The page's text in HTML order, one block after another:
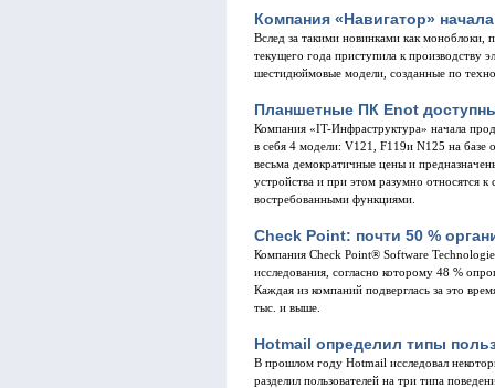
Компания «Навигатор»
Вслед за такими новинками как
текущего года приступила к производству
шестидюймовые модели, созданные по
Планшетные ПК Enot
Компания «IT-Инфраструктура» начала
в себя 4 модели: V121, F119и N125 на
весьма демократичные цены и
устройства и при этом разумно относятся
востребованными функциями.
Check Point: почти 50 %
Компания Check Point® Software
исследования, согласно которому 48 %
Каждая из компаний подверглась за это
тыс. и выше.
Hotmail определил типы
В прошлом году Hotmail исследовал
разделил пользователей на три типа